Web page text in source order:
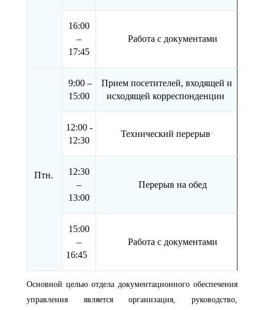
16:00
–
17:45
Работа с документами
Птн.
9:00 –
15:00
Прием посетителей, входящей и
исходящей корреспонденции
12:00 -
12:30
Технический перерыв
12:30
–
13:00
Перерыв на обед
15:00
–
16:45
Работа с документами
Основной целью отдела документационного обеспечения
управления является организация, руководство,